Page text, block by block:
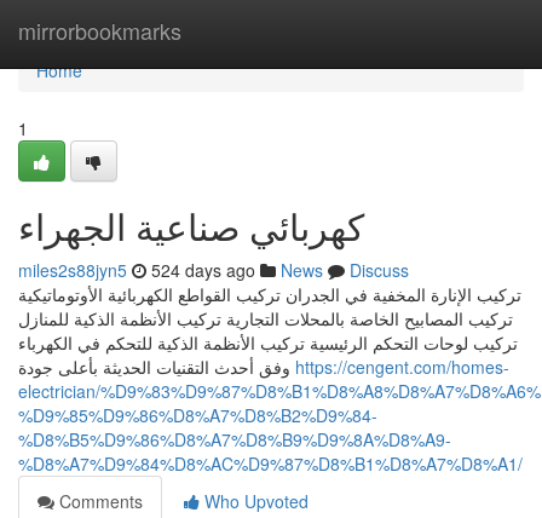
mirrorbookmarks
Home
Home
1
كهربائي صناعية الجهراء
miles2s88jyn5 524 days ago News
Discuss
تركيب الإنارة المخفية في الجدران تركيب القواطع الكهربائية الأوتوماتيكية
تركيب المصابيح الخاصة بالمحلات التجارية تركيب الأنظمة الذكية للمنازل
تركيب لوحات التحكم الرئيسية تركيب الأنظمة الذكية للتحكم في الكهرباء
https://cengent.com/homes-
electrician/
%D9%85%D9%86%D8%A7%D8%B2%D9%84-
%D8%B5%D9%86%D8%A7%D8%B9%D9%8A%D8%A9-
%D8%A7%D9%84%D8%AC%D9%87%D8%B1%D8%A7%D8%A1/
Comments
Who Upvoted